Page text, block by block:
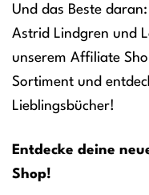
Und das Beste
Astrid Lindgren und
unserem Affiliate
Sortiment und
Lieblingsbücher!
Entdecke deine
Shop!